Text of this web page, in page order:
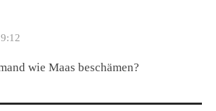
wie Maas beschämen?